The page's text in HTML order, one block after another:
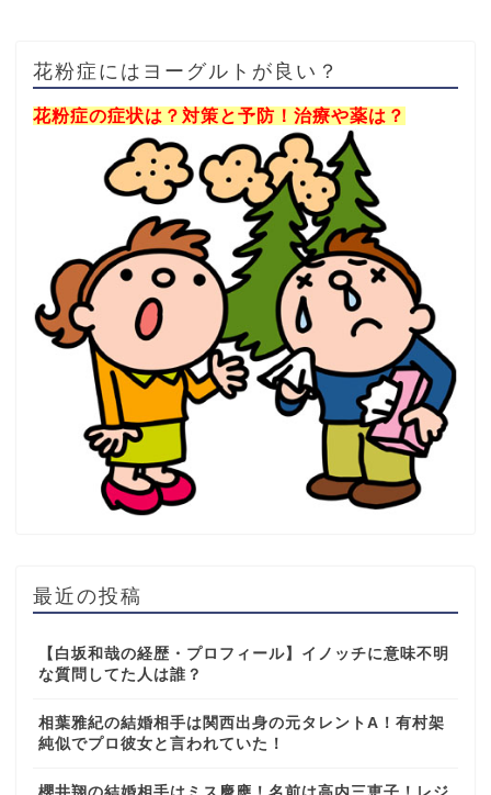
花粉症にはヨーグルトが良い？
花粉症の症状は？対策と予防！治療や薬は？
最近の投稿
【白坂和哉の経歴・プロフィール】イノッチに意味不明
な質問してた人は誰？
相葉雅紀の結婚相手は関西出身の元タレントA！有村架
純似でプロ彼女と言われていた！